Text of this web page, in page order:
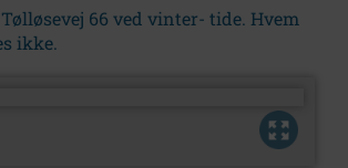
66 ved vinter- tide. Hvem
ikke.